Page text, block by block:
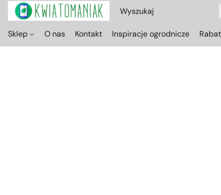
Sklep O nas Kontakt Inspiracje ogrodnicze